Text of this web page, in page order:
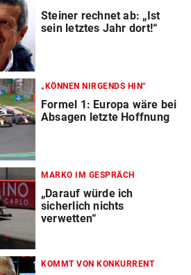
Steiner rechnet ab: „Ist
sein letztes Jahr dort!“
„KÖNNEN NIRGENDS HIN“
Formel 1: Europa wäre bei
Absagen letzte Hoffnung
MARKO IM GESPRÄCH
„Darauf würde ich
sicherlich nichts
verwetten“
KOMMT VON KONKURRENT